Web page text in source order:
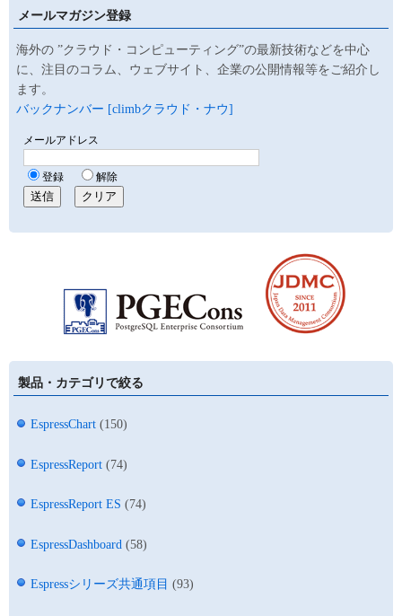
メールマガジン登録
海外の ”クラウド・コンピューティング”の最新技術などを中心
に、注目のコラム、ウェブサイト、企業の公開情報等をご紹介し
ます。
バックナンバー [climbクラウド・ナウ]
製品・カテゴリで絞る
EspressChart (150)
EspressReport (74)
EspressReport ES (74)
EspressDashboard (58)
Espressシリーズ共通項目 (93)